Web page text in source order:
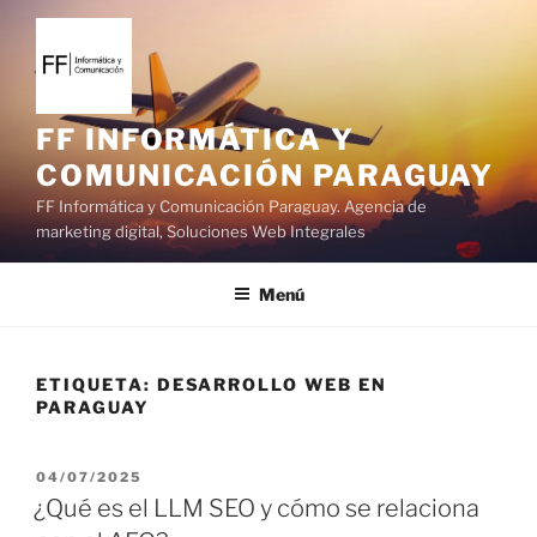
l
FF INFORMÁTICA Y
COMUNICACIÓN PARAGUAY
FF Informática y Comunicación Paraguay. Agencia de
marketing digital, Soluciones Web Integrales
Menú
ETIQUETA: DESARROLLO WEB EN
PARAGUAY
P
B
04/07/2025
¿Qué es el LLM SEO y cómo se relaciona